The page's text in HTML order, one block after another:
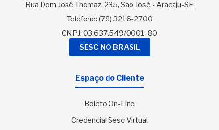
Rua Dom José Thomaz, 235, São José - Aracaju-SE
Telefone: (79) 3216-2700
CNPJ: 03.637.549/0001-80
SESC NO BRASIL
Espaço do Cliente
Boleto On-Line
Credencial Sesc Virtual